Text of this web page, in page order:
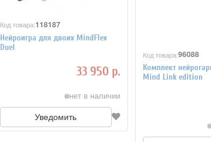
Код товара:118187
Нейроигра для двоих MindFlex
Duel
33 950 р.
нет в наличии
Уведомить
Код товара:96088
Комплект
Mind Link edition